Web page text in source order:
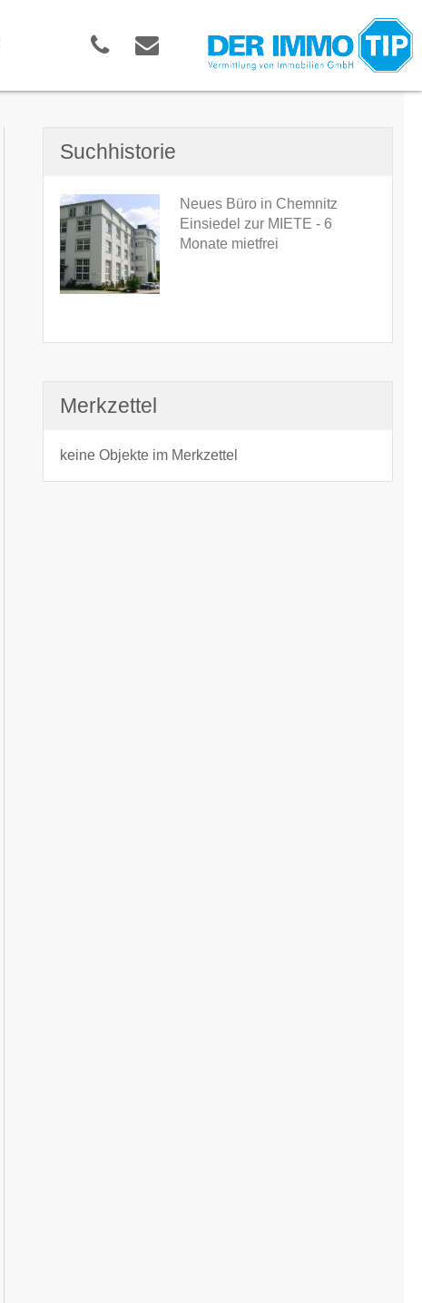
Suchhistorie
Neues Büro in Chemnitz
Einsiedel zur MIETE - 6
Monate mietfrei
Merkzettel
keine Objekte im Merkzettel